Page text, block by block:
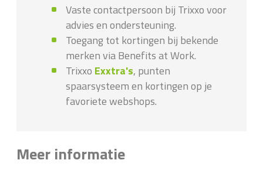
Vaste contactpersoon bij Trixxo voor
advies en ondersteuning.
Toegang tot kortingen bij bekende
merken via Benefits at Work.
Trixxo Exxtra's, punten
spaarsysteem en kortingen op je
favoriete webshops.
Meer informatie